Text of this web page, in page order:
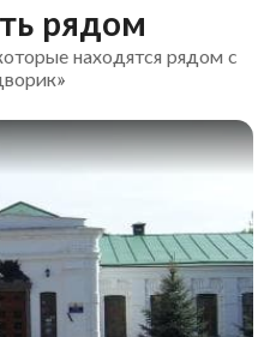
рядом
находятся рядом с